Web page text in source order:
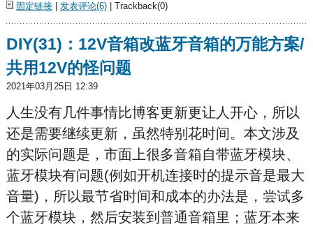
固定链接| 发表评论(6)| Trackback(0)
DIY(31)：12V音箱改蓝牙音箱的万能方案/
共用12V的怪问题
2021年03月25日 12:39
人生没有几件事情比博客更新更让人开心，所以
还是需要继续更新，虽然特别花时间。本文涉及
的实际问题是，市面上很多音箱自带蓝牙模块、
蓝牙模块有问题(例如开机连接时的提示音是最大
音量)，所以最节省时间和成本的办法是，尝试多
个蓝牙模块，然后安装到普通音箱里；蓝牙本来